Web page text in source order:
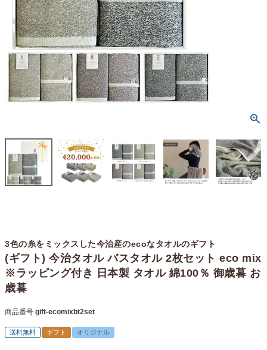
3色の糸をミックスした今治産のecoなタオルのギフト
(ギフト) 今治タオル バスタオル 2枚セット eco mix
※ラッピング付き 日本製 タオル 綿100％ 御歳暮 お
歳暮
商品番号 gift-ecomixbt2set
送料無料 ギフト オリジナル